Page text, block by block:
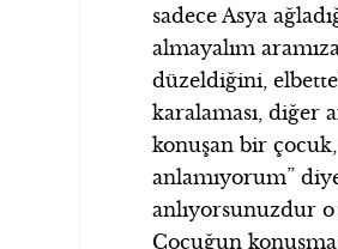
sadece Asya
almayalım
düzeldiğini,
karalaması, diğer
konuşan bir
anlamıyorum”
anlıyorsunuzdur
Çocuğun